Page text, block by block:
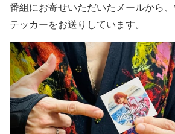
番組にお寄せいただいたメールから
テッカーをお送りしています。